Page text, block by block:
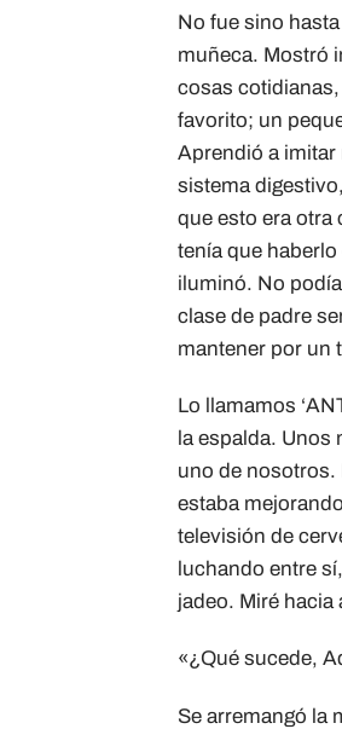
No fue sino
muñeca. Mostró
cosas
favorito; un
Aprendió a imitar
sistema
que esto era otra
tenía que
iluminó. No
clase de padre
mantener por un
Lo llamamos
la espalda. Unos
uno de nosotros.
estaba
televisión de
luchando entre
jadeo. Miré hacia
«¿Qué sucede,
Se arremangó la